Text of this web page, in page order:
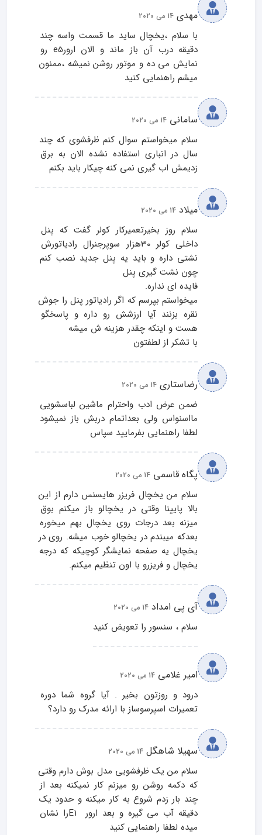
مهدی 14 می 2020
با سلام ،یخچال ساید ما قسمت واسه چند
دقیقه درب آن باز ماند و الان ارورe5 رو
نمایش می ده و موتور روشن نمیشه ،ممنون
میشم راهنمایی کنید
سامانی 14 می 2020
سلام میخواستم سوال کنم ظرفشوی که چند
سال در انباری استفاده نشده الان به برق
زدیمش اب گیری نمی کنه چیکار باید بکنم
میلاد 14 می 2020
سلام روز بخیرتعمیرکار کولر گفت که پنل
داخلی کولر 30هزار سوپرجنرال رادیاتورش
نشتی داره و باید یه پنل جدید نصب کنم
میخواستم بپرسم که اگر رادیاتور پنل را جوش
نقره بزنند آیا ارزشش رو داره و پاسخگو
با تشکر از لطفتون
رضاستاری 14 می 2020
ضمن عرض ادب واحترام ماشین لباسشویی
مااسنواس ولی بعداتمام دربش باز نمیشود
لطفا راهنمایی بفرمایید سپاس
پگاه قاسمی 14 می 2020
سلام من یخچال فریزر هایسنس دارم از این
بالا پایینا وقتی در یخچالو باز میکنم بوق
میزنه بعد درجات روی یخچال بهم میخوره
بعدکه میبندم در یخچالو خوب میشه. روی در
یخچال یه صفحه نمایشگر کوچیکه که درجه
یخچال و فریزرو با اون تنظیم میکنم.
آی پی امداد 14 می 2020
سلام ، سنسور را تعویض کنید
امیر غلامی 14 می 2020
درود و روزتون بخیر . آیا گروه شما دوره
تعمیرات اسپرسوساز با ارائه مدرک رو دارد؟
سهیلا شاهگل 14 می 2020
سلام من یک ظرفشویی مدل بوش دارم وقتی
که دکمه روشن رو میزنم کار نمیکنه بعد از
چند بار زدم شروع به کار میکنه و حدود یک
دقیقه آب می گیره و بعد ارور  E1را نشان
میده لطفا راهنمایی کنید